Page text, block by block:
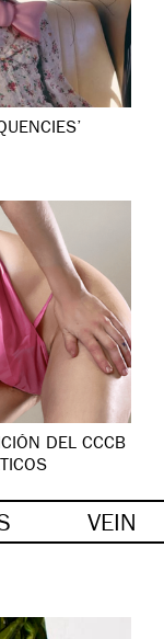
DEL CCCB
VEIN